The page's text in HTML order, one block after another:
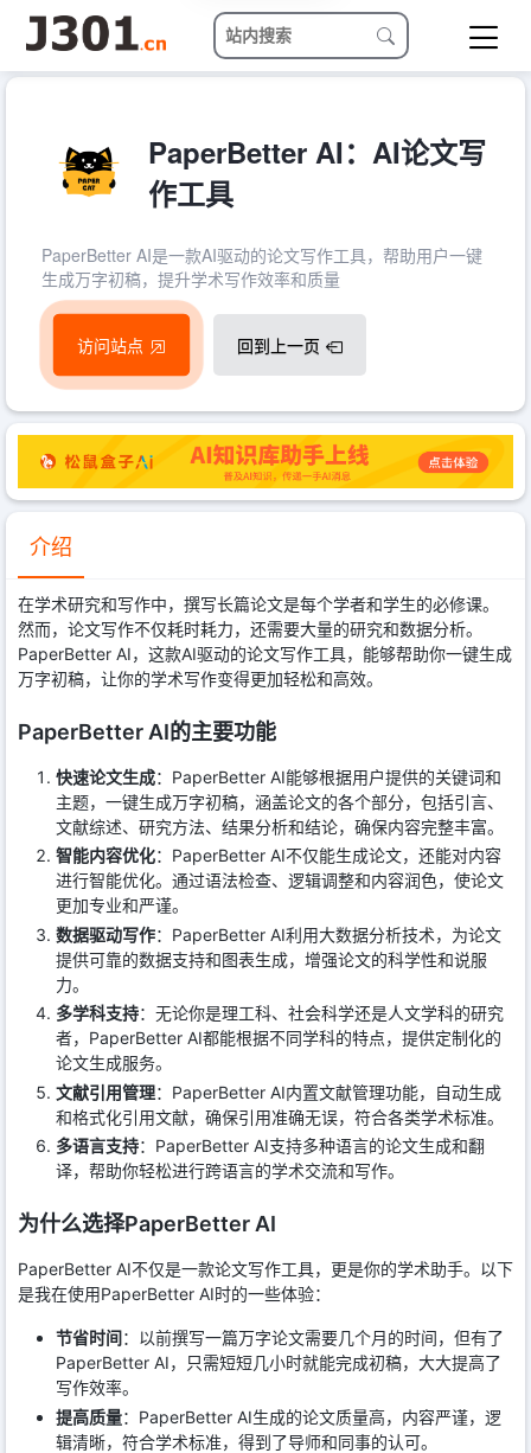
PaperBetter AI：AI论文写
作工具
PaperBetter AI是一款AI驱动的论文写作工具，帮助用户一键
生成万字初稿，提升学术写作效率和质量
访问站点 回到上一页
介绍
在学术研究和写作中，撰写长篇论文是每个学者和学生的必修课。
然而，论文写作不仅耗时耗力，还需要大量的研究和数据分析。
PaperBetter AI，这款AI驱动的论文写作工具，能够帮助你一键生成
万字初稿，让你的学术写作变得更加轻松和高效。
PaperBetter AI的主要功能
快速论文生成：PaperBetter AI能够根据用户提供的关键词和
主题，一键生成万字初稿，涵盖论文的各个部分，包括引言、
文献综述、研究方法、结果分析和结论，确保内容完整丰富。
智能内容优化：PaperBetter AI不仅能生成论文，还能对内容
进行智能优化。通过语法检查、逻辑调整和内容润色，使论文
更加专业和严谨。
数据驱动写作：PaperBetter AI利用大数据分析技术，为论文
提供可靠的数据支持和图表生成，增强论文的科学性和说服
力。
多学科支持：无论你是理工科、社会科学还是人文学科的研究
者，PaperBetter AI都能根据不同学科的特点，提供定制化的
论文生成服务。
文献引用管理：PaperBetter AI内置文献管理功能，自动生成
和格式化引用文献，确保引用准确无误，符合各类学术标准。
多语言支持：PaperBetter AI支持多种语言的论文生成和翻
译，帮助你轻松进行跨语言的学术交流和写作。
为什么选择PaperBetter AI
PaperBetter AI不仅是一款论文写作工具，更是你的学术助手。以下
是我在使用PaperBetter AI时的一些体验：
节省时间：以前撰写一篇万字论文需要几个月的时间，但有了
PaperBetter AI，只需短短几小时就能完成初稿，大大提高了
写作效率。
提高质量：PaperBetter AI生成的论文质量高，内容严谨，逻
辑清晰，符合学术标准，得到了导师和同事的认可。